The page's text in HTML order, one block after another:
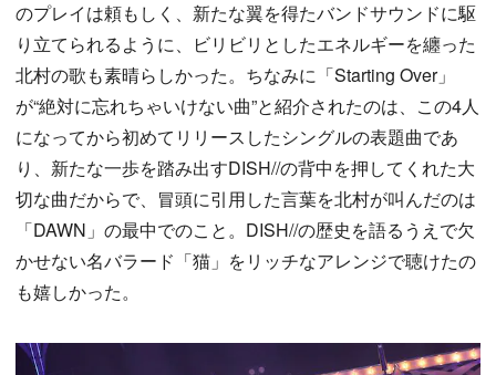
のプレイは頼もしく、新たな翼を得たバンドサウンドに駆
り立てられるように、ビリビリとしたエネルギーを纏った
北村の歌も素晴らしかった。ちなみに「Starting Over」
が“絶対に忘れちゃいけない曲”と紹介されたのは、この4人
になってから初めてリリースしたシングルの表題曲であ
り、新たな一歩を踏み出すDISH//の背中を押してくれた大
切な曲だからで、冒頭に引用した言葉を北村が叫んだのは
「DAWN」の最中でのこと。DISH//の歴史を語るうえで欠
かせない名バラード「猫」をリッチなアレンジで聴けたの
も嬉しかった。